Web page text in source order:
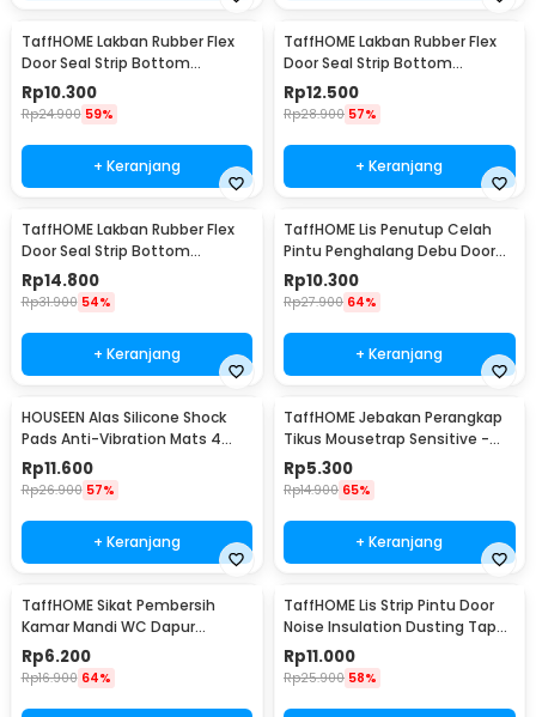
TaffHOME Lakban Rubber Flex
Door Seal Strip Bottom
Waterproof 25mmx5M - TP39
Rp10.300
Rp24.900 59%
+ Keranjang
TaffHOME Lakban Rubber Flex
Door Seal Strip Bottom
Waterproof 35mmx5M - TP39
Rp12.500
Rp28.900 57%
+ Keranjang
TaffHOME Lakban Rubber Flex
Door Seal Strip Bottom
Waterproof 45mmx5M - TP39
Rp14.800
Rp31.900 54%
+ Keranjang
TaffHOME Lis Penutup Celah
Pintu Penghalang Debu Door
Bottom Seal 1M - LQ7
Rp10.300
Rp27.900 64%
+ Keranjang
HOUSEEN Alas Silicone Shock
Pads Anti-Vibration Mats 4
PCS - NY522
Rp11.600
Rp26.900 57%
+ Keranjang
TaffHOME Jebakan Perangkap
Tikus Mousetrap Sensitive -
ZL-2021
Rp5.300
Rp14.900 65%
+ Keranjang
TaffHOME Sikat Pembersih
Kamar Mandi WC Dapur
Sponge Brush - 8211
Rp6.200
Rp16.900 64%
TaffHOME Lis Strip Pintu Door
Noise Insulation Dusting Tape
5Mx9mmx9mm - KK-061
Rp11.000
Rp25.900 58%